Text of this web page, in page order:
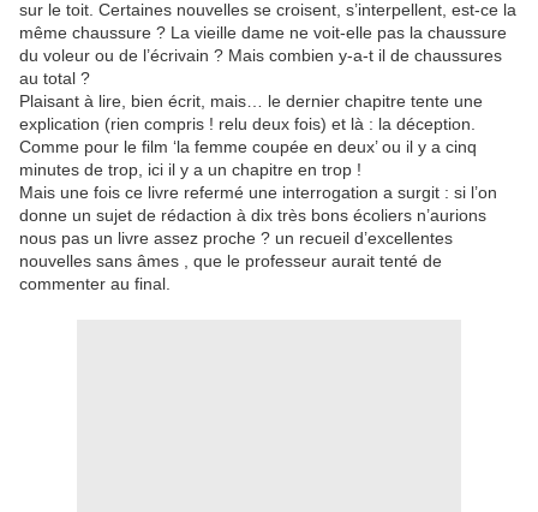
sur le toit. Certaines nouvelles se croisent, s’interpellent, est-ce la
même chaussure ? La vieille dame ne voit-elle pas la chaussure
du voleur ou de l’écrivain ? Mais combien y-a-t il de chaussures
au total ?
Plaisant à lire, bien écrit, mais… le dernier chapitre tente une
explication (rien compris ! relu deux fois) et là : la déception.
Comme pour le film ‘la femme coupée en deux’ ou il y a cinq
minutes de trop, ici il y a un chapitre en trop !
Mais une fois ce livre refermé une interrogation a surgit : si l’on
donne un sujet de rédaction à dix très bons écoliers n’aurions
nous pas un livre assez proche ? un recueil d’excellentes
nouvelles sans âmes , que le professeur aurait tenté de
commenter au final.